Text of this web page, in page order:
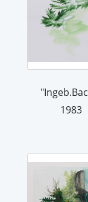
1983